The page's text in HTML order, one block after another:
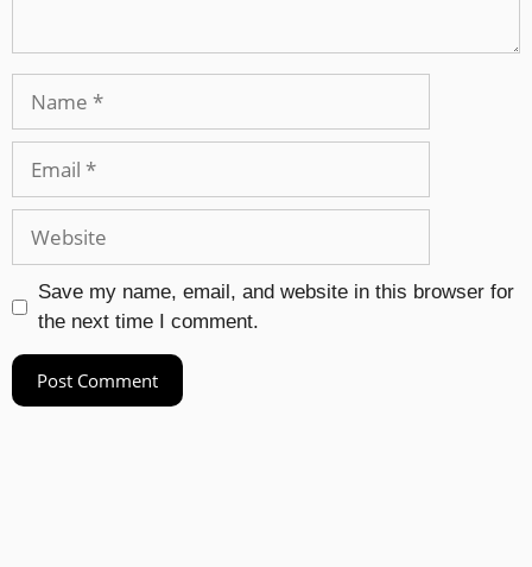
Save my name, email, and website in this browser for
the next time I comment.